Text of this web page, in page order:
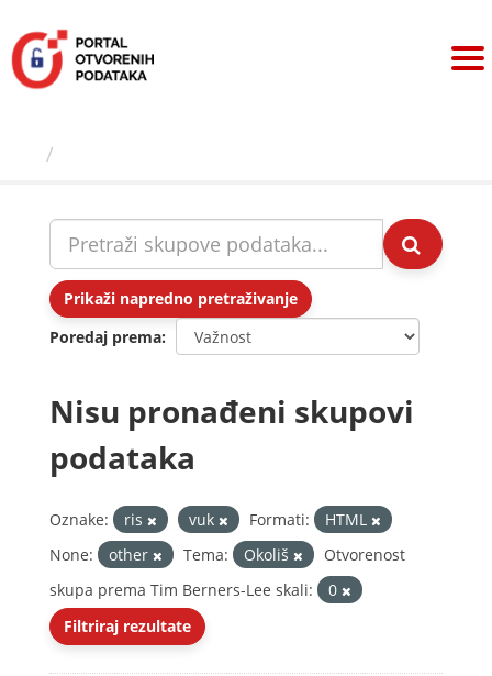
sadržaj
Prikaži napredno pretraživanje
Poredaj prema
Nisu pronađeni skupovi
podataka
Oznake: ris vuk Formati:
HTML
None:
other Tema: Okoliš
Otvorenost
skupa prema Tim Berners-Lee skali:
0
Filtriraj rezultate